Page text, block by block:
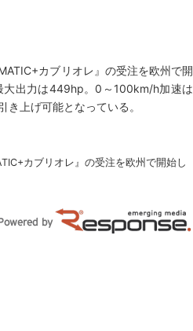
カブリオレ』の受注を欧州で開
大出力は449hp。0～100km/h加速は
上げ可能となっている。
カブリオレ』の受注を欧州で開始し